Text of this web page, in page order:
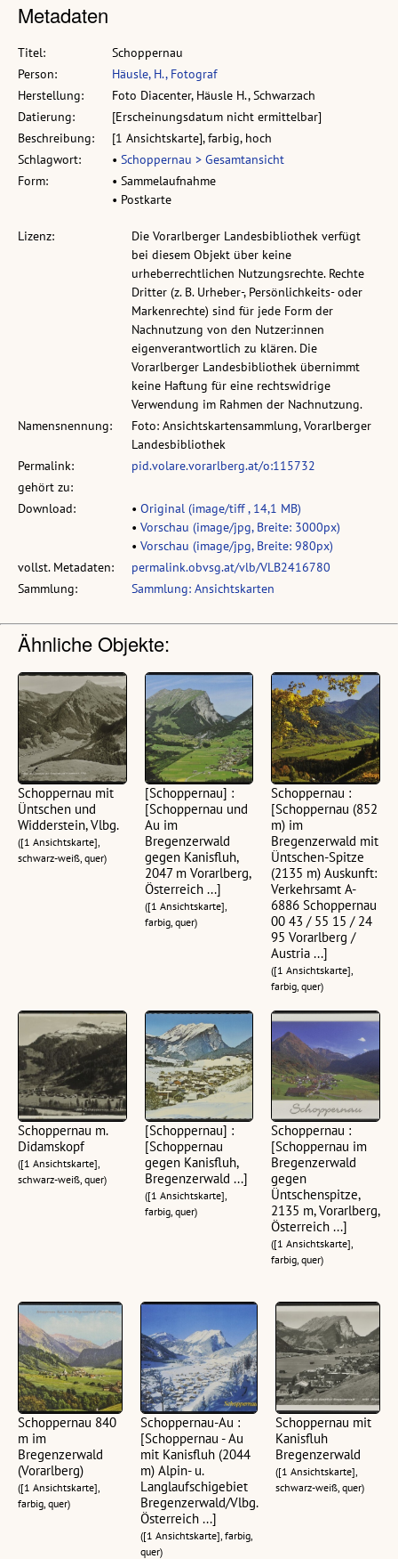
Metadaten
Titel:
Schoppernau
Person:
Häusle, H., Fotograf
Herstellung:
Foto Diacenter, Häusle H., Schwarzach
Datierung:
[Erscheinungsdatum nicht ermittelbar]
Beschreibung:
[1 Ansichtskarte], farbig, hoch
Schlagwort:
• Schoppernau > Gesamtansicht
Form:
• Sammelaufnahme
• Postkarte
Lizenz:
Die Vorarlberger Landesbibliothek verfügt
bei diesem Objekt über keine
urheberrechtlichen Nutzungsrechte. Rechte
Dritter (z. B. Urheber-, Persönlichkeits- oder
Markenrechte) sind für jede Form der
Nachnutzung von den Nutzer:innen
eigenverantwortlich zu klären. Die
Vorarlberger Landesbibliothek übernimmt
keine Haftung für eine rechtswidrige
Verwendung im Rahmen der Nachnutzung.
Namensnennung:
Foto: Ansichtskartensammlung, Vorarlberger
Landesbibliothek
Permalink:
pid.volare.vorarlberg.at/o:115732
gehört zu:
Download:
• Original (image/tiff , 14,1 MB)
• Vorschau (image/jpg, Breite: 3000px)
• Vorschau (image/jpg, Breite: 980px)
vollst. Metadaten:
permalink.obvsg.at/vlb/VLB2416780
Sammlung:
Sammlung: Ansichtskarten
Ähnliche Objekte:
Schoppernau mit
Üntschen und
Widderstein, Vlbg.
([1 Ansichtskarte],
schwarz-weiß, quer)
[Schoppernau] :
[Schoppernau und
Au im
Bregenzerwald
gegen Kanisfluh,
2047 m Vorarlberg,
Österreich ...]
([1 Ansichtskarte],
farbig, quer)
Schoppernau :
[Schoppernau (852
m) im
Bregenzerwald mit
Üntschen-Spitze
(2135 m) Auskunft:
Verkehrsamt A-
6886 Schoppernau
00 43 / 55 15 / 24
95 Vorarlberg /
Austria ...]
([1 Ansichtskarte],
farbig, quer)
Schoppernau m.
Didamskopf
([1 Ansichtskarte],
schwarz-weiß, quer)
[Schoppernau] :
[Schoppernau
gegen Kanisfluh,
Bregenzerwald ...]
([1 Ansichtskarte],
farbig, quer)
Schoppernau :
[Schoppernau im
Bregenzerwald
gegen
Üntschenspitze,
2135 m, Vorarlberg,
Österreich ...]
([1 Ansichtskarte],
farbig, quer)
Schoppernau 840
m im
Bregenzerwald
(Vorarlberg)
([1 Ansichtskarte],
farbig, quer)
Schoppernau-Au :
[Schoppernau - Au
mit Kanisfluh (2044
m) Alpin- u.
Langlaufschigebiet
Bregenzerwald/Vlbg.
Österreich ...]
([1 Ansichtskarte], farbig,
quer)
Schoppernau mit
Kanisfluh
Bregenzerwald
([1 Ansichtskarte],
schwarz-weiß, quer)